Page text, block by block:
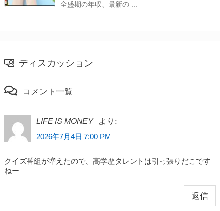
全盛期の年収、最新の ...
ディスカッション
コメント一覧
LIFE IS MONEY より:
2026年7月4日 7:00 PM
クイズ番組が増えたので、高学歴タレントは引っ張りだこです
ねー
返信